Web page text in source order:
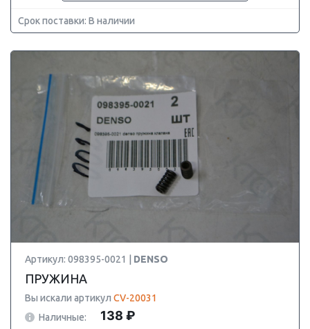
Срок поставки: В наличии
Артикул: 098395-0021 | DENSO
ПРУЖИНА
Вы искали артикул CV-20031
Наличные:
138 ₽